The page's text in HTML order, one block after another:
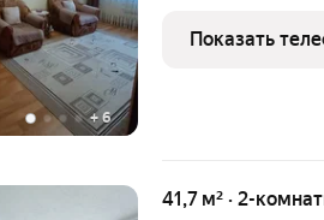
+ 6
Ремонт
Балкон
Показать
41,7 м² · 2-